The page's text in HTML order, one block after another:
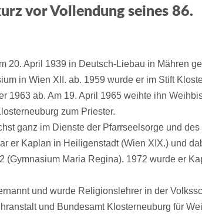
vor Vollendung seines 86.
20. April 1939 in Deutsch-Liebau in Mähren
in Wien XII. ab. 1959 wurde er im Stift
1963 ab. Am 19. April 1965 weihte ihn
zum Priester.
ganz im Dienste der Pfarrseelsorge und des
er Kaplan in Heiligenstadt (Wien XIX.) und
(Gymnasium Maria Regina). 1972 wurde er
und wurde Religionslehrer in der
und Bundesamt Klosterneuburg für